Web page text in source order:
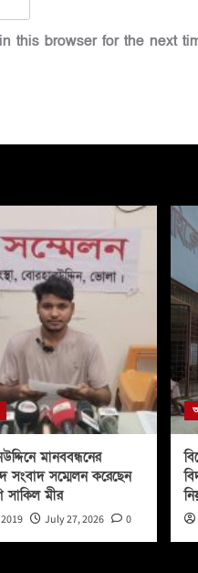
this browser for the next
মানববন্ধনের
সংবাদ সম্মেলন করেছেন
সাকিল মীর
July 27, 2026 0